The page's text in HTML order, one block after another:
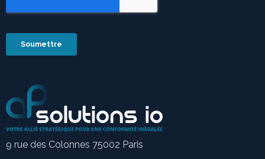
9 rue des Colonnes 75002 Paris